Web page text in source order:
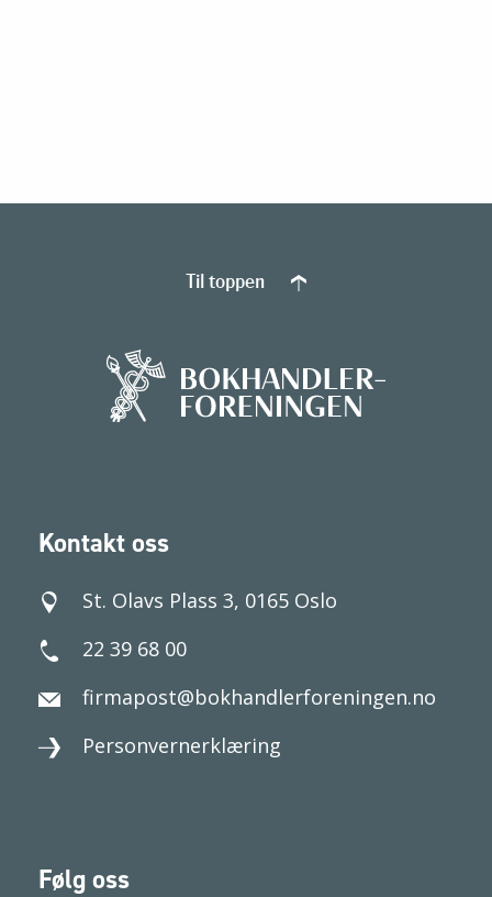
Kontakt oss
St. Olavs Plass 3, 0165 Oslo
22 39 68 00
firmapost@bokhandlerforeningen.no
Personvernerklæring
Følg oss
Til toppen